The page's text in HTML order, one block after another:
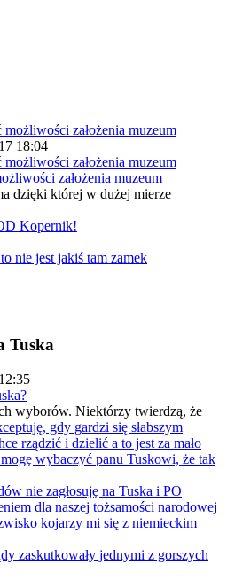
18:04
założenia muzeum
dzięki której w dużej mierze
Kopernik!
nie jest jakiś tam zamek
Tuska
wyborów. Niektórzy twierdzą, że
gdy gardzi się słabszym
rządzić i dzielić a to jest za mało
wybaczyć panu Tuskowi, że tak
nie zagłosuję na Tuska i PO
dla naszej tożsamości narodowej
kojarzy mi się z niemieckim
zaskutkowały jednymi z gorszych